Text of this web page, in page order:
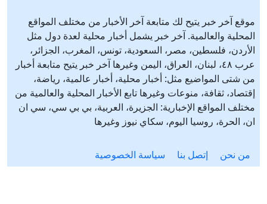
موقع آخر خبر يتيح لك متابعة آخر الأخبار من مختلف المواقع
المحلية والعالمية. آخر خبر يشمل أخبار محلية لعدة دول مثل
الأردن، فلسطين، مصر، السعودية، تونس، المغرب، الجزائر،
عرب ٤٨، لبنان، العراق، اليمن وغيرها آخر خبر يتيح متابعة أخبار
من شتى المواضيع مثل: أخبار محلية، أخبار عالمية، رياضة،
إقتصاد، ثقافة، منوعات وغيرها تابع الأخبار المحلية والعالمية من
مختلف المواقع الإخبارية: الجزيرة، العربية، بي بي سي، سي ان
ان، الحرة، روسيا اليوم، سكاي نيوز وغيرها
من نحن إتصل بنا سياسة الخصوصية